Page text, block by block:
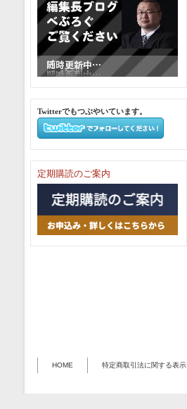
Twitterでもつぶやいています。
定期購読のご案内
HOME 特定商取引法に関する表示